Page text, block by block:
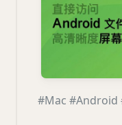
#Mac #Android